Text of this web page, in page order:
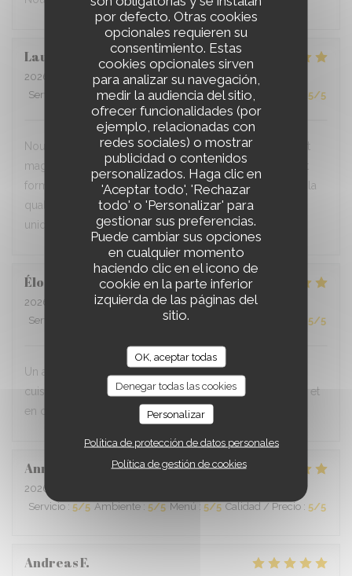
por defecto. Otras cookies
opcionales requieren su
consentimiento. Estas
cookies opcionales sirven
para analizar su navegación,
medir la audiencia del sitio,
ofrecer funcionalidades (por
ejemplo, relacionadas con
redes sociales) o mostrar
publicidad o contenidos
personalizados. Haga clic en
'Aceptar todo', 'Rechazar
todo' o 'Personalizar' para
gestionar sus preferencias.
Puede cambiar sus opciones
en cualquier momento
haciendo clic en el icono de
cookie en la parte inferior
izquierda de las páginas del
sitio.
OK, aceptar todas
Denegar todas las cookies
Personalizar
Política de protección de datos personales
Política de gestión de cookies
Lauri
2026-07-01
- 19:30 - Invitados 2
Servicio
Ambiente: 5/5 Menú: 5/5 Calidad / Precio 5/5
Nous habitons tout près et venons souvent. Le cadre est
magnifique et le personnel ainsi que les bénévoles sont
formidables. La cuisine maison est délicieuse (même si la
qualité est parfois inégale). C'est un endroit vraiment
unique!
Élodie
2026-07-01
- 19:30 - Invitados 6
Servicio
/5 Menú 5/5
Un accueil et un service toujours aussi chaleureux. Une
cuisine de qualité . Bravo à tous car votre travail en salle et
en cuisine est remarquable !!!
Anne
2026-07-01
Servicio : 5/5 Ambiente : 5/5 Menú : 5/5 Calidad / Precio : 5/5
AndreasF